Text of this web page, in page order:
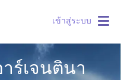
เข้าสู่ระบบ
ร์เจนตินา